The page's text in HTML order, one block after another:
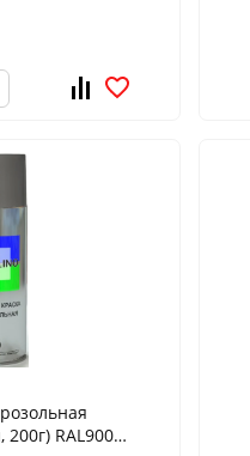
200г) RAL9006